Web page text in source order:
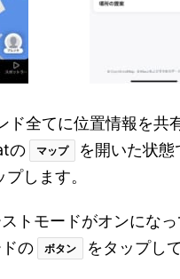
ド全てに位置情報を共
の
マップ を開いた状態
プします。
トモードがオンにな
の
ボタン
をタップし